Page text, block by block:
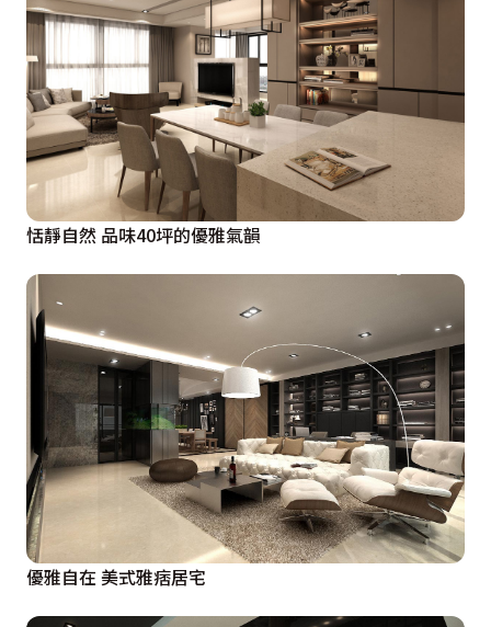
恬靜自然 品味40坪的優雅氣韻
優雅自在 美式雅痞居宅